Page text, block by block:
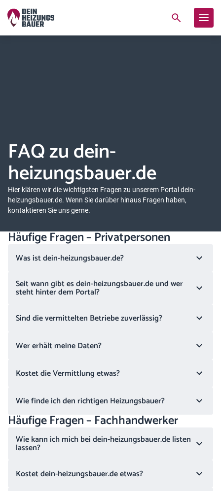
FAQ zu dein-
heizungsbauer.de
Hier klären wir die wichtigsten Fragen zu unserem Portal dein-
heizungsbauer.de. Wenn Sie darüber hinaus Fragen haben,
kontaktieren Sie uns gerne.
Häufige Fragen – Privatpersonen
Was ist dein-heizungsbauer.de?
Seit wann gibt es dein-heizungsbauer.de und wer
steht hinter dem Portal?
Sind die vermittelten Betriebe zuverlässig?
Wer erhält meine Daten?
Kostet die Vermittlung etwas?
Wie finde ich den richtigen Heizungsbauer?
Häufige Fragen – Fachhandwerker
Wie kann ich mich bei dein-heizungsbauer.de listen
lassen?
Kostet dein-heizungsbauer.de etwas?